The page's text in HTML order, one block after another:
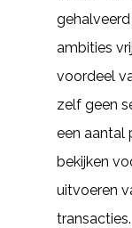
ambities
voordeel
zelf geen
een aantal
bekijken
uitvoeren